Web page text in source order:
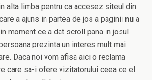
alta limba pentru ca accesez siteul din
a ajuns in partea de jos a paginii nu a
moment ce a dat scroll pana in josul
prezinta un interes mult mai
Daca noi vom afisa aici o reclama
care sa-i ofere vizitatorului ceea ce el